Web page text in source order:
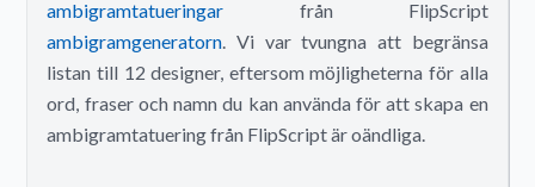
ambigramtatueringar från FlipScript
ambigramgeneratorn. Vi var tvungna att begränsa
listan till 12 designer, eftersom möjligheterna för alla
ord, fraser och namn du kan använda för att skapa en
ambigramtatuering från FlipScript är oändliga.